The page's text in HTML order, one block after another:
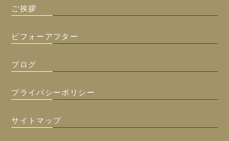
ご挨拶
ビフォーアフター
ブログ
プライバシーポリシー
サイトマップ